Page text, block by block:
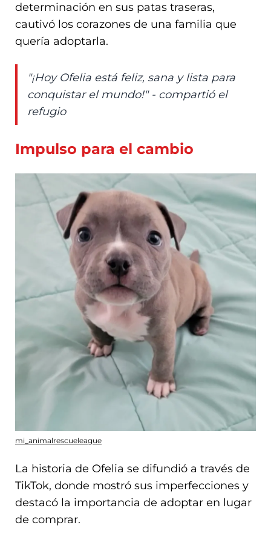
determinación en sus patas traseras,
cautivó los corazones de una familia que
quería adoptarla.
"¡Hoy Ofelia está feliz, sana y lista para
conquistar el mundo!" - compartió el
refugio
Impulso para el cambio
mi_animalrescueleague
La historia de Ofelia se difundió a través de
TikTok, donde mostró sus imperfecciones y
destacó la importancia de adoptar en lugar
de comprar.